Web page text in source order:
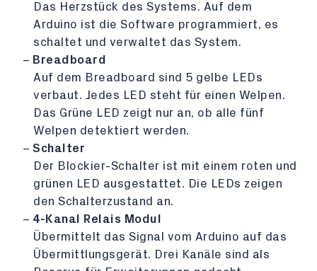
Das Herzstück des Systems. Auf dem
Arduino ist die Software programmiert, es
schaltet und verwaltet das System.
Breadboard
Auf dem Breadboard sind 5 gelbe LEDs
verbaut. Jedes LED steht für einen Welpen.
Das Grüne LED zeigt nur an, ob alle fünf
Welpen detektiert werden.
Schalter
Der Blockier-Schalter ist mit einem roten und
grünen LED ausgestattet. Die LEDs zeigen
den Schalterzustand an.
4-Kanal Relais Modul
Übermittelt das Signal vom Arduino auf das
Übermittlungsgerät. Drei Kanäle sind als